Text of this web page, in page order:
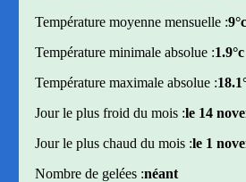
Température moyenne mensuelle :9°c
Température minimale absolue :
Température maximale absolue :
Jour le plus froid du mois :le 14
Jour le plus chaud du mois :le 1
Nombre de gelées :néant